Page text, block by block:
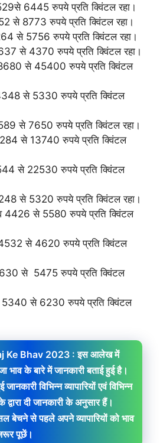
6445 रुपये प्रति क्विंटल रहा।
से 8773 रुपये प्रति क्विंटल रहा।
से 5756 रुपये प्रति क्विंटल रहा।
से 4370 रुपये प्रति क्विंटल रहा।
से 45400 रुपये प्रति क्विंटल
से 5330 रुपये प्रति क्विंटल
से 7650 रुपये प्रति क्विंटल रहा।
से 13740 रुपये प्रति क्विंटल
से 22530 रुपये प्रति क्विंटल
से 5320 रुपये प्रति क्विंटल रहा।
4426 से 5580 रुपये प्रति क्विंटल
से 4620 रुपये प्रति क्विंटल
से 5475 रुपये प्रति क्विंटल
5340 से 6230 रुपये प्रति क्विंटल
Ke Bhav 2023 : इस आलेख में
भाव के बारे में जानकारी बताई हुई है।
विभिन्न व्यापारियों एवं विभिन्न
दी जानकारी के अनुसार हैं।
बेचने से पहले अपने व्यापारियों को भाव
पूछें।